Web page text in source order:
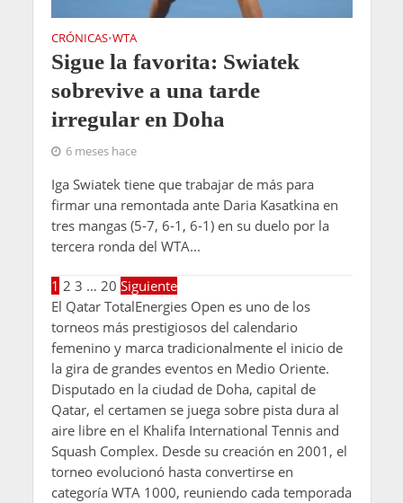
CRÓNICAS•WTA
Sigue la favorita: Swiatek
sobrevive a una tarde
irregular en Doha
6 meses hace
Iga Swiatek tiene que trabajar de más para
firmar una remontada ante Daria Kasatkina en
tres mangas (5-7, 6-1, 6-1) en su duelo por la
tercera ronda del WTA...
1 2 3 … 20 Siguiente
El Qatar TotalEnergies Open es uno de los
torneos más prestigiosos del calendario
femenino y marca tradicionalmente el inicio de
la gira de grandes eventos en Medio Oriente.
Disputado en la ciudad de Doha, capital de
Qatar, el certamen se juega sobre pista dura al
aire libre en el Khalifa International Tennis and
Squash Complex. Desde su creación en 2001, el
torneo evolucionó hasta convertirse en
categoría WTA 1000, reuniendo cada temporada